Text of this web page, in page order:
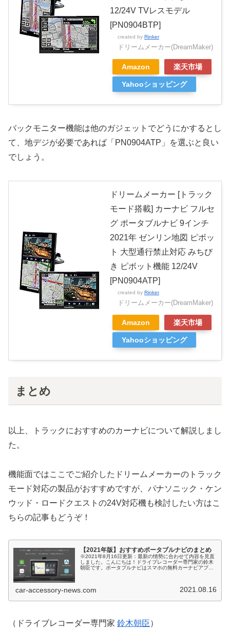
12/24V TVレスモデル
[PN0904BTP]
created by Rinker
ドリームメーカー(DreamMaker)
Amazon 楽天市場
Yahooショッピング
バックモニター機能は他のガジェットでどうにかするとし
て、地デジが必要であれば「PN0904ATP」を選ぶと良い
でしょう。
ドリームメーカー [トラック
モード搭載] カーナビ フルセ
グ ポータブルナビ 9インチ
2021年 ゼンリン地図 ピボッ
ト 大型通行禁止対応 みちび
き ピボット機能 12/24V
[PN0904ATP]
created by Rinker
ドリームメーカー(DreamMaker)
Amazon 楽天市場
Yahooショッピング
まとめ
以上、トラックにおすすめのカーナビについて解説しまし
た。
機能面ではここでご紹介したドリームメーカーのトラック
モード対応の製品がおすすめですが、パナソニック・ケン
ウッド・ロードクエストの24V対応機も検討したい方はこ
ちらの記事もどうぞ！
【2021年版】おすすめポータブルナビのまとめ
※2021年8月16日更新：最新の情勢に合わせて内容を見直
しました。こんにちは！ドライブレコーダー専門家の鈴木
朝臣です。ポータブルナビはスマホの無料カーナビアプリ
car-accessory-news.com 2021.08.16
（ドライブレコーダー専門家 鈴木朝臣）